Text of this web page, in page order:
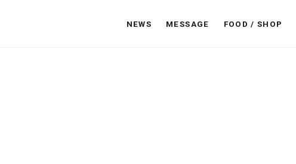
NEWS MESSAGE FOOD / SHOP